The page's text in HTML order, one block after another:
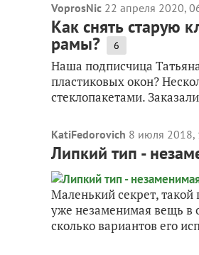
VoprosNic 22 апреля 2020,
Как снять старую
рамы? 6
Наша подписчица
пластиковых окон?
стеклопакетами.
KatiFedorovich 8 июля 2018,
Липкий тип -
Маленький секрет,
уже незаменимая вещь в
сколько вариантов его